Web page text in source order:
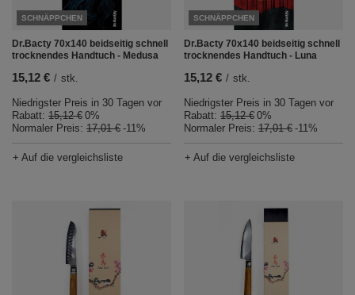
SCHNÄPPCHEN
Dr.Bacty 70x140 beidseitig schnell
trocknendes Handtuch - Medusa
15,12 € / stk.
Niedrigster Preis in 30 Tagen vor
Rabatt: 15,12 € 0%
Normaler Preis: 17,01 € -11%
+ Auf die vergleichsliste
SCHNÄPPCHEN
Dr.Bacty 70x140 beidseitig schnell
trocknendes Handtuch - Luna
15,12 € / stk.
Niedrigster Preis in 30 Tagen vor
Rabatt: 15,12 € 0%
Normaler Preis: 17,01 € -11%
+ Auf die vergleichsliste